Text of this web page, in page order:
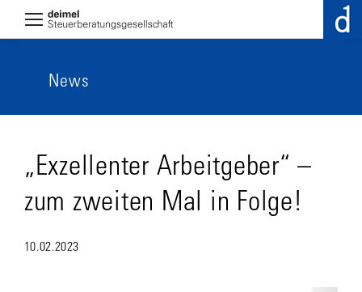
News
„Exzellenter Arbeitgeber“ –
zum zweiten Mal in Folge!
10.02.2023